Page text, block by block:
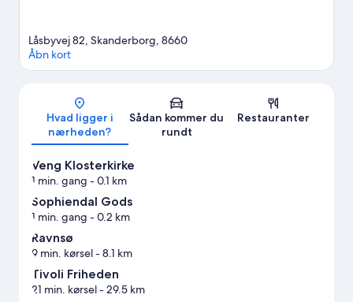
Kort
Låsbyvej 82, Skanderborg, 8660
Åbn kort
Hvad ligger i
nærheden?
Sådan kommer du
rundt
Restauranter
Veng Klosterkirke
1 min. gang - 0.1 km
Sophiendal Gods
1 min. gang - 0.2 km
Ravnsø
9 min. kørsel- 8.1 km
Tivoli Friheden
21 min. kørsel- 29.5 km